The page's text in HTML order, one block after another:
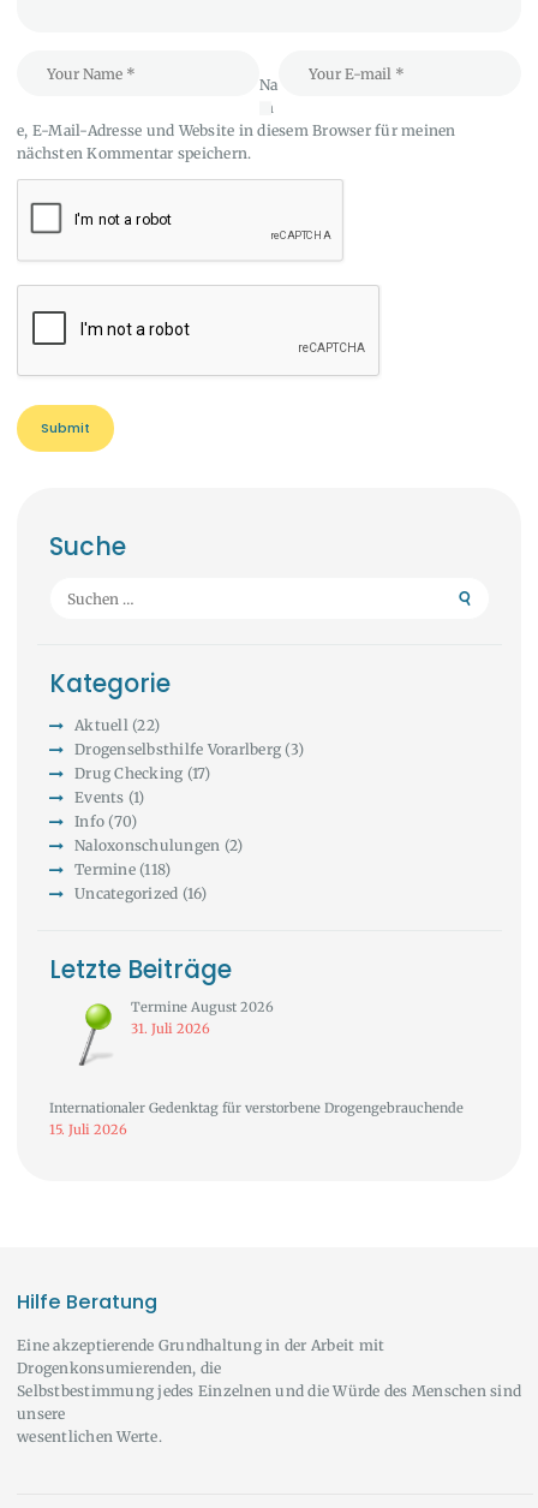
Na
m
e, E-Mail-Adresse und Website in diesem Browser für meinen
nächsten Kommentar speichern.
Suche
Suchen
Kategorie
Aktuell(22)
Drogenselbsthilfe Vorarlberg (3)
Drug Checking (17)
Events (1)
Info (70)
Naloxonschulungen (2)
Termine(118)
Uncategorized (16)
Letzte Beiträge
Termine August 2026
31. Juli 2026
Internationaler Gedenktag für verstorbene Drogengebrauchende
15. Juli 2026
Hilfe Beratung
Eine akzeptierende Grundhaltung in der Arbeit mit
Drogenkonsumierenden, die
Selbstbestimmung jedes Einzelnen und die Würde des Menschen sind
unsere
wesentlichen Werte.